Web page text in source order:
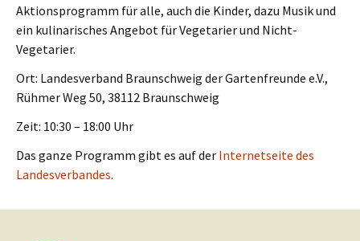
Aktionsprogramm für alle, auch die Kinder, dazu Musik und
ein kulinarisches Angebot für Vegetarier und Nicht-
Vegetarier.
Ort: Landesverband Braunschweig der Gartenfreunde e.V.,
Rühmer Weg 50, 38112 Braunschweig
Zeit: 10:30 – 18:00 Uhr
Das ganze Programm gibt es auf der Internetseite des
Landesverbandes.